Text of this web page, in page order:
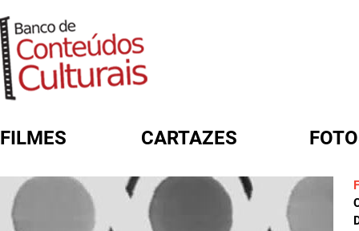
FILMES CARTAZES
FORMULÁRIO DE BUSCA